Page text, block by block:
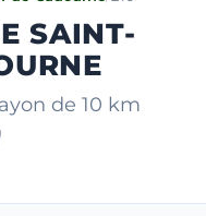
SAINT-
de 10 km